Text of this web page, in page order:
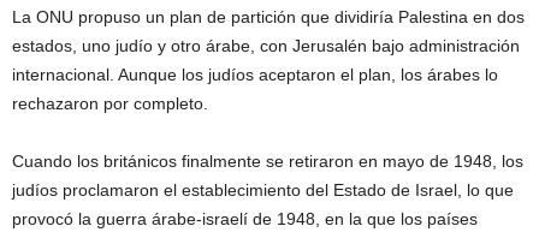
La ONU propuso un plan de partición que dividiría Palestina en dos
estados, uno judío y otro árabe, con Jerusalén bajo administración
internacional. Aunque los judíos aceptaron el plan, los árabes lo
rechazaron por completo.
Cuando los británicos finalmente se retiraron en mayo de 1948, los
judíos proclamaron el establecimiento del Estado de Israel, lo que
provocó la guerra árabe-israelí de 1948, en la que los países